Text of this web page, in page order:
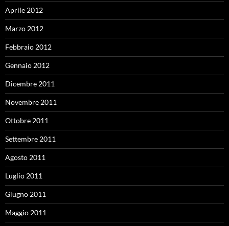
Aprile 2012
Marzo 2012
Febbraio 2012
Gennaio 2012
Dicembre 2011
Novembre 2011
Ottobre 2011
Settembre 2011
Agosto 2011
Luglio 2011
Giugno 2011
Maggio 2011